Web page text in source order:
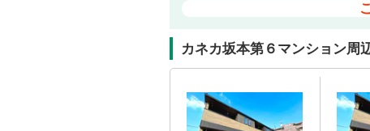
カネカ坂本第６マンション周